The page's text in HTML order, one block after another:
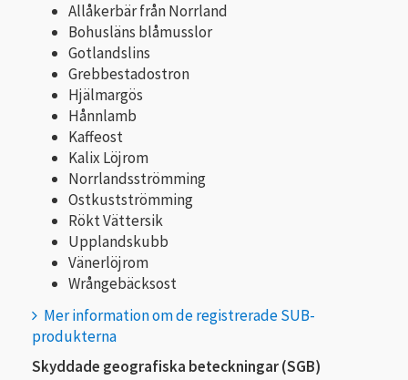
Allåkerbär från Norrland
Bohusläns blåmusslor
Gotlandslins
Grebbestadostron
Hjälmargös
Hånnlamb
Kaffeost
Kalix Löjrom
Norrlandsströmming
Ostkustströmming
Rökt Vättersik
Upplandskubb
Vänerlöjrom
Wrångebäcksost
Mer information om de registrerade SUB-
produkterna
Skyddade geografiska beteckningar (SGB)